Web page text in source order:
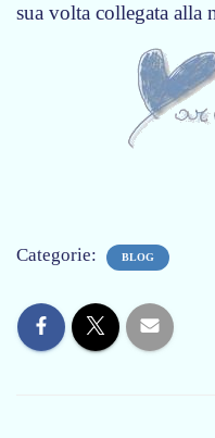
sua volta collegata alla
Categorie: BLOG